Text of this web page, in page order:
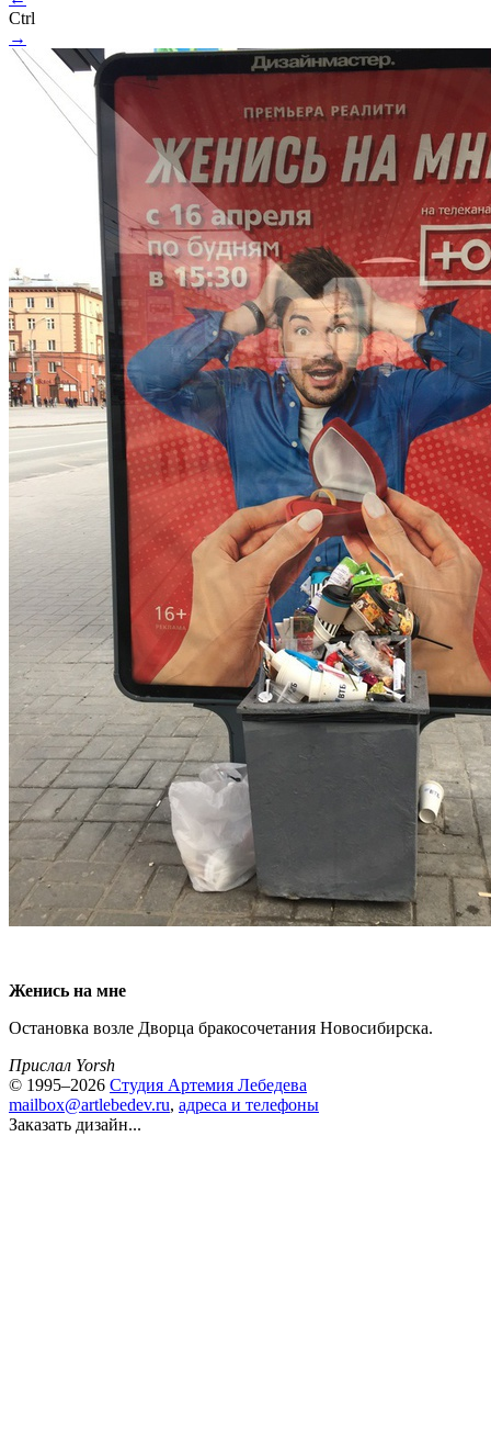
Ctrl
→
Женись на мне
Остановка возле Дворца бракосочетания Новосибирска.
Прислал Yorsh
© 1995–2026 Студия Артемия Лебедева
mailbox@artlebedev.ru, адреса и телефоны
Заказать дизайн...